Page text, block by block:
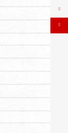
e
l